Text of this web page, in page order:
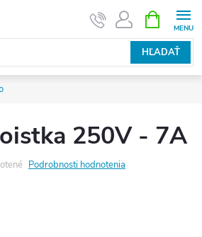
HĽADAŤ
KOŠÍK
250V - 7A
Podrobnosti hodnotenia